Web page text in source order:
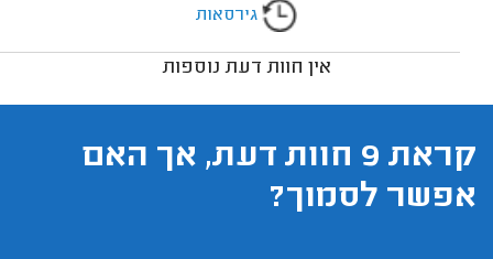
גירסאות
אין חוות דעת נוספות
קראת 9 חוות דעת, אך האם
אפשר לסמוך?